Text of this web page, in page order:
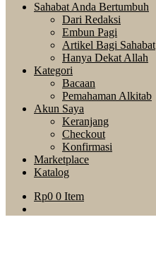
Sahabat Anda Bertumbuh
Dari Redaksi
Embun Pagi
Artikel Bagi Sahabat
Hanya Dekat Allah
Kategori
Bacaan
Pemahaman Alkitab
Akun Saya
Keranjang
Checkout
Konfirmasi
Marketplace
Katalog
Rp0 0 Item